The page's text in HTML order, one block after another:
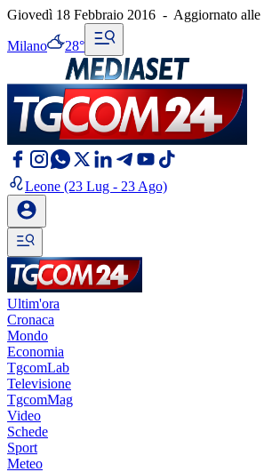
Giovedì 18 Febbraio 2016 - Aggiornato alle
Milano 28°
Leone (23 Lug - 23 Ago)
Ultim'ora
Cronaca
Mondo
Economia
TgcomLab
Televisione
TgcomMag
Video
Schede
Sport
Meteo